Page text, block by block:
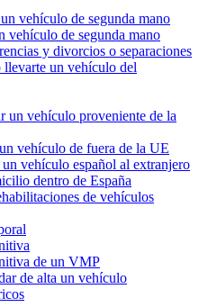
vehículo de segunda mano
vehículo de segunda mano
y divorcios o separaciones
llevarte un vehículo del
un vehículo proveniente de la
vehículo de fuera de la UE
un vehículo español al extranjero
dentro de España
de vehículos
de un VMP
de alta un vehículo